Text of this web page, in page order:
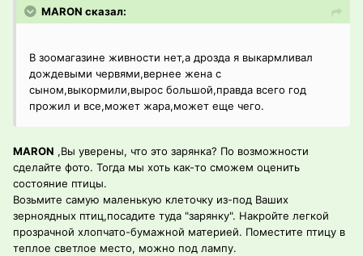
MARON сказал:
В зоомагазине живности нет,а дрозда я выкармливал
дождевыми червями,вернее жена с
сыном,выкормили,вырос большой,правда всего год
прожил и все,может жара,может еще чего.
MARON ,Вы уверены, что это зарянка? По возможности
сделайте фото. Тогда мы хоть как-то сможем оценить
состояние птицы.
Возьмите самую маленькую клеточку из-под Ваших
зерноядных птиц,посадите туда "зарянку". Накройте легкой
прозрачной хлопчато-бумажной материей. Поместите птицу в
теплое светлое место, можно под лампу.